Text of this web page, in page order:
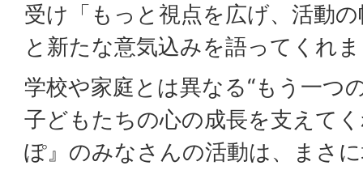
受け「もっと視点を広げ、活動
と新たな意気込みを語ってくれ
学校や家庭とは異なる“もう一つ
子どもたちの心の成長を支えて
ぽ』のみなさんの活動は、まさ